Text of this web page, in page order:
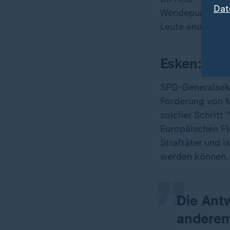
Wendepunkt
Leute endlich
Esken:
SPD-
Forderung von
solcher Schritt
Europäischen
Straftäter und
werden
Die
„